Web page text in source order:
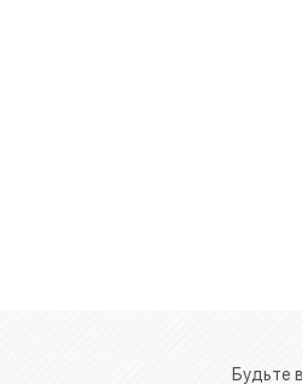
Будьте